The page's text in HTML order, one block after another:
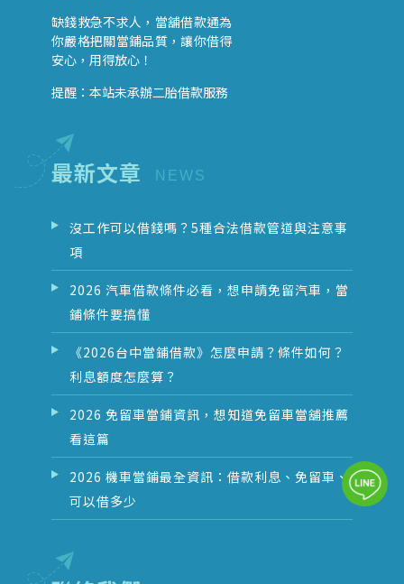
缺錢救急不求人，當舖借款通為
你嚴格把關當鋪品質，讓你借得
安心，用得放心！
提醒：本站未承辦二胎借款服務
最新文章
沒工作可以借錢嗎？5種合法借款管道與注意事
項
2026 汽車借款條件必看，想申請免留汽車，當
鋪條件要搞懂
《2026台中當鋪借款》怎麼申請？條件如何？
利息額度怎麼算？
2026 免留車當鋪資訊，想知道免留車當舖推薦
看這篇
2026 機車當鋪最全資訊：借款利息、免留車、
可以借多少